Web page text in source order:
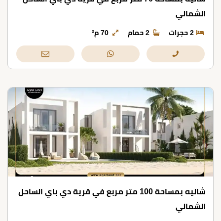
الشمالي
2 حجرات 2 حمام 70 م²
شاليه بمساحة 100 متر مربع في قرية دي باي الساحل
الشمالي